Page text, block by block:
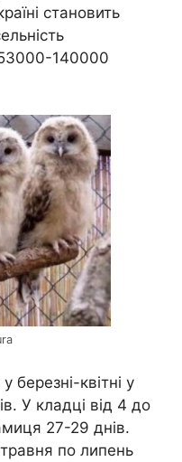
становить
53000-140000
березні-квітні у
У кладці від 4 до
27-29 днів.
по липень